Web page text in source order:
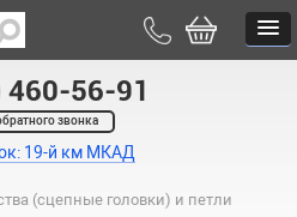
460-56-91
звонка
19-й км МКАД
(сцепные головки) и петли